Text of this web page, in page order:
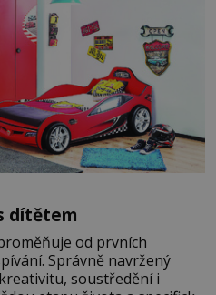
dítětem
od prvních
Správně navržený
soustředění i